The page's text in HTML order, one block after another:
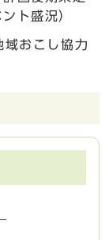
ト盛況）
おこし協力